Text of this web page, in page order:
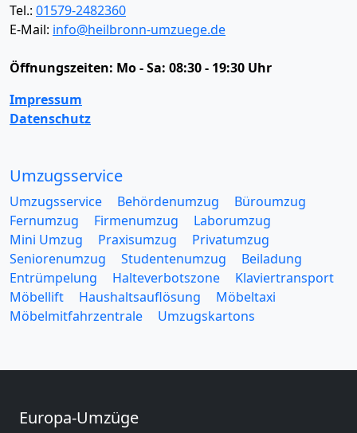
Tel.: 01579-2482360
E-Mail: info@heilbronn-umzuege.de
Öffnungszeiten: Mo - Sa: 08:30 - 19:30 Uhr
Impressum
Datenschutz
Umzugsservice
Umzugsservice Behördenumzug
Büroumzug
Fernumzug
Firmenumzug
Laborumzug
Mini Umzug
Praxisumzug
Privatumzug
Seniorenumzug
Studentenumzug
Beiladung
Entrümpelung
Halteverbotszone
Klaviertransport
Möbellift
Haushaltsauflösung
Möbeltaxi
Möbelmitfahrzentrale
Umzugskartons
Europa-Umzüge